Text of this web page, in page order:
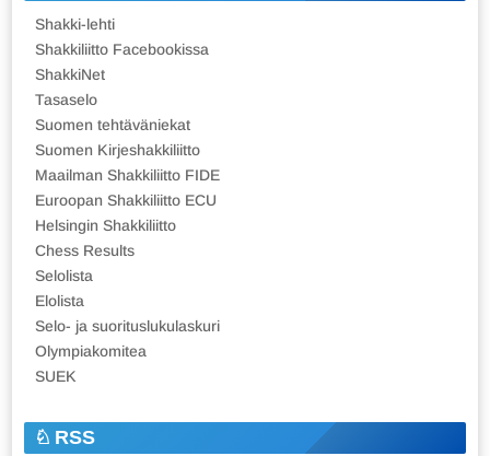
Shakki-lehti
Shakkiliitto Facebookissa
ShakkiNet
Tasaselo
Suomen tehtäväniekat
Suomen Kirjeshakkiliitto
Maailman Shakkiliitto FIDE
Euroopan Shakkiliitto ECU
Helsingin Shakkiliitto
Chess Results
Selolista
Elolista
Selo- ja suorituslukulaskuri
Olympiakomitea
SUEK
RSS